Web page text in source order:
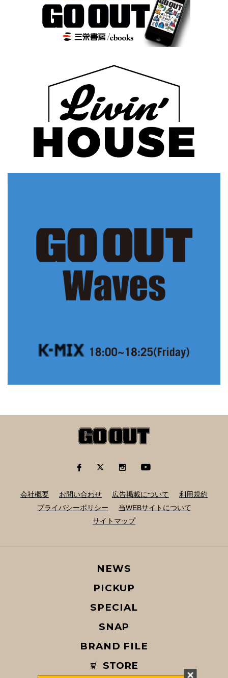
会社概要 お問い合わせ 広告掲載について
利用規約
プライバシーポリシー
当WEBサイトについて
サイトマップ
NEWS
PICKUP
SPECIAL
SNAP
BRAND FILE
STORE